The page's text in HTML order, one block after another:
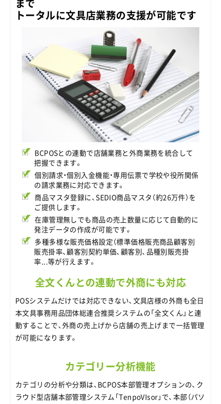
まで
トータルに文具店業務の支援が可能です
BCPOSとの連動で店舗業務と外商業務を統合して
把握できます。
個別請求・個別入金機能・専用伝票で学校や役所関係
の請求業務に対応できます。
商品マスタ登録に、SEDIO商品マスタ（約26万件）を
ご提供します。
在庫管理無しでも商品の売上数量に応じて自動的に
発注データの作成が可能です。
多種多様な販売価格設定（標準価格販売商品顧客別
販売掛率、顧客別契約単価、顧客別、品種別販売掛
率...等が行えます。
全文くんとの連動で外商にも対応
POSシステムだけでは対応できない、文具店様の外商も全日
本文具事務用品団体総連合推奨システムの「全文くん」と連
動することで、外商の売上げから店舗の売上げまで一括管理
が可能になります。
カテゴリー分析機能
カテゴリの分析や分類は、BCPOS本部管理オプションの、ク
ラウド型店舗本部管理システム「TenpoVIsor」で、本部（パソ